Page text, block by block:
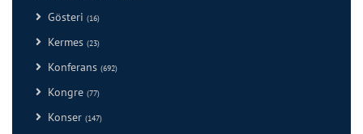
Gösteri (16)
Kermes (23)
Konferans (692)
Kongre (77)
Konser (147)